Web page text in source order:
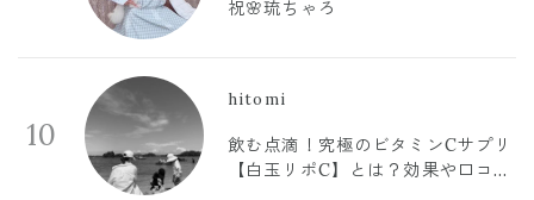
祝🌸琉ちゃろ
10
hitomi
飲む点滴！究極のビタミンCサプリ
【白玉リポC】とは？効果や口コミ